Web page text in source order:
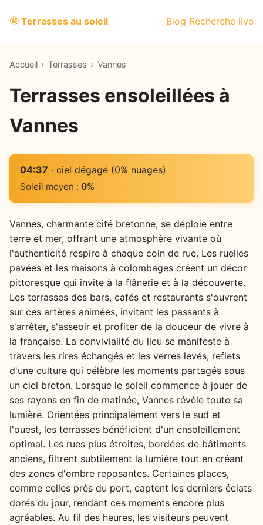
🌞 Terrasses au soleil Blog Recherche live
Accueil › Terrasses › Vannes
Terrasses ensoleillées à
Vannes
04:37 · ciel dégagé (0% nuages)
Soleil moyen : 0%
Vannes, charmante cité bretonne, se déploie entre
terre et mer, offrant une atmosphère vivante où
l'authenticité respire à chaque coin de rue. Les ruelles
pavées et les maisons à colombages créent un décor
pittoresque qui invite à la flânerie et à la découverte.
Les terrasses des bars, cafés et restaurants s'ouvrent
sur ces artères animées, invitant les passants à
s'arrêter, s'asseoir et profiter de la douceur de vivre à
la française. La convivialité du lieu se manifeste à
travers les rires échangés et les verres levés, reflets
d'une culture qui célèbre les moments partagés sous
un ciel breton. Lorsque le soleil commence à jouer de
ses rayons en fin de matinée, Vannes révèle toute sa
lumière. Orientées principalement vers le sud et
l'ouest, les terrasses bénéficient d'un ensoleillement
optimal. Les rues plus étroites, bordées de bâtiments
anciens, filtrent subtilement la lumière tout en créant
des zones d'ombre reposantes. Certaines places,
comme celles près du port, captent les derniers éclats
dorés du jour, rendant ces moments encore plus
agréables. Au fil des heures, les visiteurs peuvent